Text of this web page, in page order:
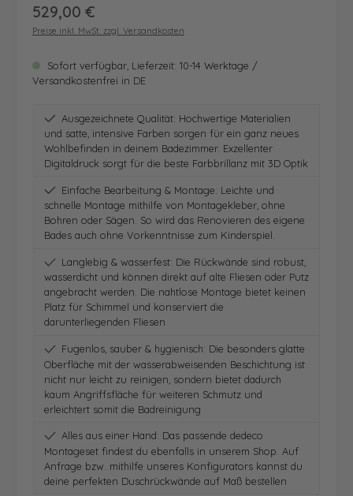
Regulärer Preis:
529,00 €
Preise inkl. MwSt. zzgl. Versandkosten
Sofort verfügbar, Lieferzeit: 10-14 Werktage /
Versandkostenfrei in DE
Ausgezeichnete Qualität: Hochwertige Materialien
und satte, intensive Farben sorgen für ein ganz neues
Wohlbefinden in deinem Badezimmer. Exzellenter
Digitaldruck sorgt für die beste Farbbrillanz mit 3D Optik
Einfache Bearbeitung & Montage: Leichte und
schnelle Montage mithilfe von Montagekleber, ohne
Bohren oder Sägen. So wird das Renovieren des eigene
Bades auch ohne Vorkenntnisse zum Kinderspiel.
Langlebig & wasserfest: Die Rückwände sind robust,
wasserdicht und können direkt auf alte Fliesen oder Putz
angebracht werden. Die nahtlose Montage bietet keinen
Platz für Schimmel und konserviert die
darunterliegenden Fliesen
Fugenlos, sauber & hygienisch: Die besonders glatte
Oberfläche mit der wasserabweisenden Beschichtung ist
nicht nur leicht zu reinigen, sondern bietet dadurch
kaum Angriffsfläche für weiteren Schmutz und
erleichtert somit die Badreinigung
Alles aus einer Hand: Das passende dedeco
Montageset findest du ebenfalls in unserem Shop. Auf
Anfrage bzw. mithilfe unseres Konfigurators kannst du
deine perfekten Duschrückwände auf Maß bestellen